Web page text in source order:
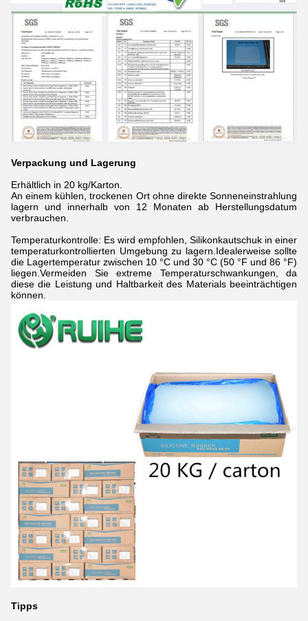
Verpackung und Lagerung
Erhältlich in 20 kg/Karton.
An einem kühlen, trockenen Ort ohne direkte Sonneneinstrahlung
lagern und innerhalb von 12 Monaten ab Herstellungsdatum
verbrauchen.
Temperaturkontrolle: Es wird empfohlen, Silikonkautschuk in einer
temperaturkontrollierten Umgebung zu lagern.Idealerweise sollte
die Lagertemperatur zwischen 10 °C und 30 °C (50 °F und 86 °F)
liegen.Vermeiden Sie extreme Temperaturschwankungen, da
diese die Leistung und Haltbarkeit des Materials beeinträchtigen
können.
Tipps